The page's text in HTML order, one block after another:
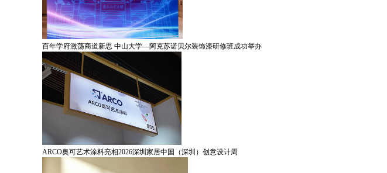
百年学府激荡商道新思 中山大学—阿克苏诺贝尔装饰漆研修班成功举办
ARCO奥可艺术涂料亮相2026深圳家居中国（深圳）创意设计周